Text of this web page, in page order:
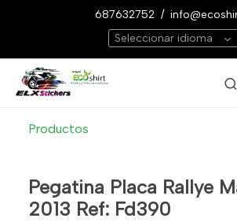
687632752 /
Seleccionar idioma
Productos
Pegatina Placa Rallye
2013 Ref: Fd390